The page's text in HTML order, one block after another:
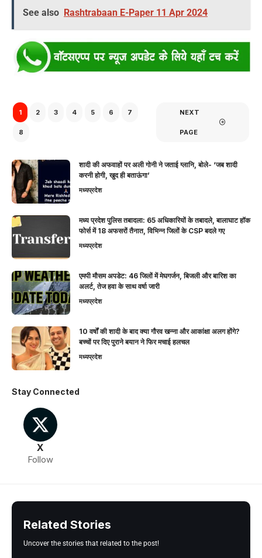
See also Rashtrabaan E-Paper 11 Apr 2024
1 2 3 4 5 6 7
8
NEXT
PAGE
शादी की अफवाहों पर अली गोनी ने जताई ग्लानि, बोले- ‘जब शादी
करनी होगी, खुद ही बताऊंगा’
मध्यप्रदेश
मध्य प्रदेश पुलिस तबादला: 65 अधिकारियों के तबादले, बालाघाट हॉक
फोर्स में 18 अफसरों तैनात, विभिन्न जिलों के CSP बदले गए
मध्यप्रदेश
एमपी मौसम अपडेट: 46 जिलों में मेघगर्जन, बिजली और बारिश का
अलर्ट, तेज हवा के साथ वर्षा जारी
मध्यप्रदेश
10 वर्षों की शादी के बाद क्या गौरव खन्ना और आकांक्षा अलग होंगे?
बच्चों पर दिए पुराने बयान ने फिर मचाई हलचल
मध्यप्रदेश
Stay Connected
X
Follow
Related Stories
Uncover the stories that related to the post!